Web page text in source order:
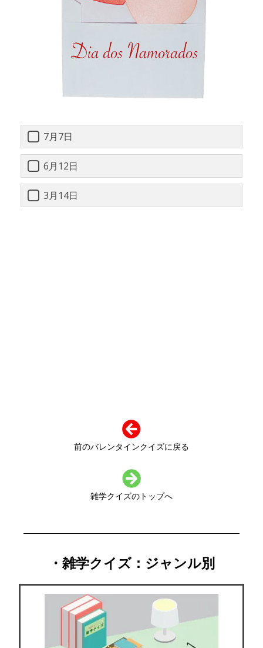
7月7日
6月12日
3月14日
前のバレンタインクイズに戻る
雑学クイズのトップへ
・雑学クイズ：ジャンル別